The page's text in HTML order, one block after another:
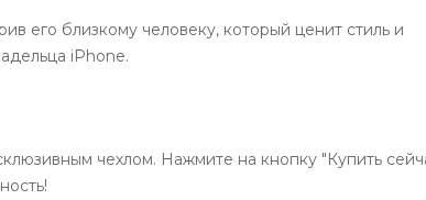
его близкому человеку, который ценит стиль и
iPhone.
чехлом. Нажмите на кнопку "Купить